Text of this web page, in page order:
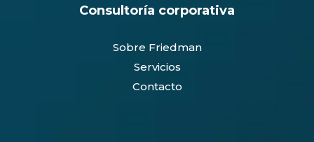
Consultoría corporativa
Sobre Friedman
Servicios
Contacto